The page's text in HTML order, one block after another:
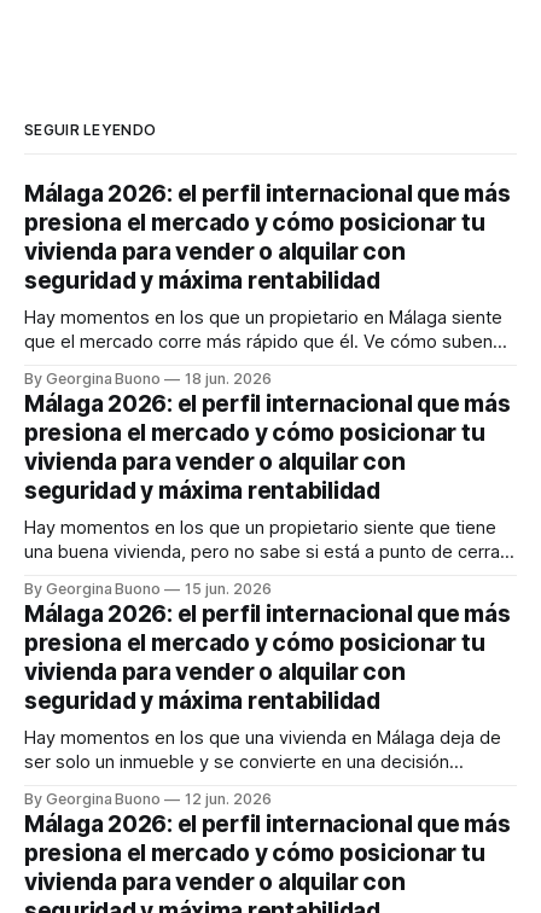
SEGUIR LEYENDO
Málaga 2026: el perfil internacional que más
presiona el mercado y cómo posicionar tu
vivienda para vender o alquilar con
seguridad y máxima rentabilidad
Hay momentos en los que un propietario en Málaga siente
que el mercado corre más rápido que él. Ve cómo suben
compradores e inquilinos internacionales con expectativas
muy concretas. Y entonces aparece la gran duda: ¿vendo
ahora, alquilo, espero o estoy
By Georgina Buono 18 jun. 2026
Málaga 2026: el perfil internacional que más
presiona el mercado y cómo posicionar tu
vivienda para vender o alquilar con
seguridad y máxima rentabilidad
Hay momentos en los que un propietario siente que tiene
una buena vivienda, pero no sabe si está a punto de cerrar
Málaga, esa duda pesa más que nunca. El sueño
mediterráneo sigue atrayendo capital, talento y familias
internacionales,
By Georgina Buono 15 jun. 2026
Málaga 2026: el perfil internacional que más
presiona el mercado y cómo posicionar tu
vivienda para vender o alquilar con
seguridad y máxima rentabilidad
Hay momentos en los que una vivienda en Málaga deja de
ser solo un inmueble y se convierte en una decisión
en un mercado donde el comprador internacional llega
rápido, bien informado y con poder de decisión. Si alquilas,
quieres rentabilidad, sí,
By Georgina Buono 12 jun. 2026
Málaga 2026: el perfil internacional que más
presiona el mercado y cómo posicionar tu
vivienda para vender o alquilar con